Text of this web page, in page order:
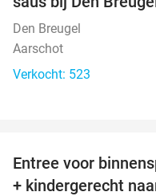
Den Breugel
Aarschot
Verkocht: 523
Entree voor
+ kindergerecht